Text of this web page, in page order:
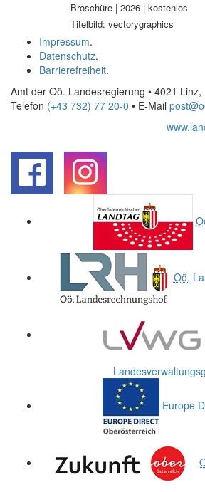
Broschüre | 2026 | kostenlos
Titelbild: vectorygraphics
Impressum.
Datenschutz.
Barrierefreiheit.
Amt der Oö. Landesregierung • 4021 Linz,
Telefon (+43 732) 77 20-0 • E-Mail
Oö.
Europe